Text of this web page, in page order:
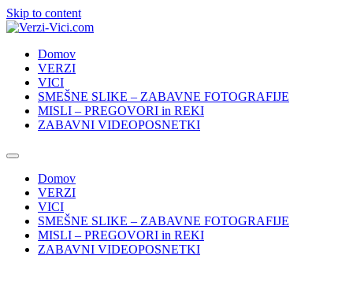
Skip to content
Domov
VERZI
VICI
SMEŠNE SLIKE – ZABAVNE FOTOGRAFIJE
MISLI – PREGOVORI in REKI
ZABAVNI VIDEOPOSNETKI
Domov
VERZI
VICI
SMEŠNE SLIKE – ZABAVNE FOTOGRAFIJE
MISLI – PREGOVORI in REKI
ZABAVNI VIDEOPOSNETKI